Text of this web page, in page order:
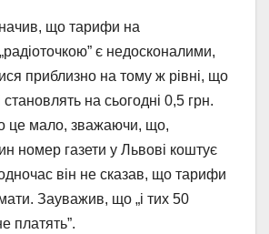
що тарифи на
є недосконалими,
приблизно на тому ж рівні, що
на сьогодні 0,5 грн.
це мало, зважаючи, що,
номер газети у Львові коштує
він не сказав, що тарифи
Зауважив, що „і тих 50
платять”.